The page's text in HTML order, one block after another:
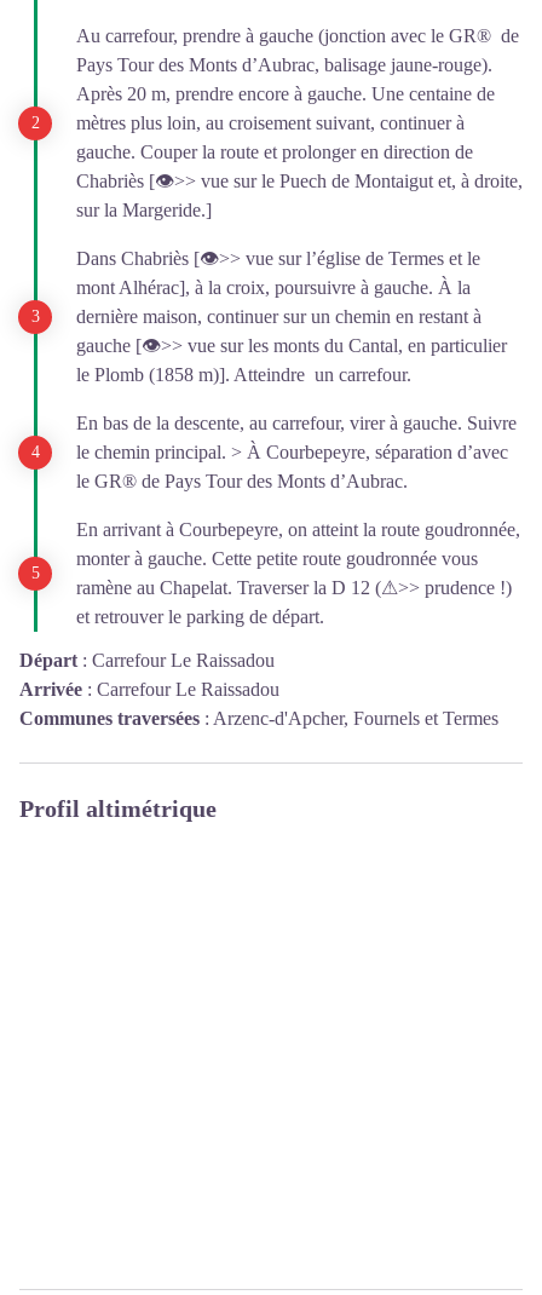
Au carrefour, prendre à gauche (jonction avec le GR® de
Pays Tour des Monts d’Aubrac, balisage jaune-rouge).
Après 20 m, prendre encore à gauche. Une centaine de
mètres plus loin, au croisement suivant, continuer à
gauche. Couper la route et prolonger en direction de
Chabriès [👁>> vue sur le Puech de Montaigut et, à droite,
sur la Margeride.]
Dans Chabriès [👁>> vue sur l’église de Termes et le
mont Alhérac], à la croix, poursuivre à gauche. À la
dernière maison, continuer sur un chemin en restant à
gauche [👁>> vue sur les monts du Cantal, en particulier
le Plomb (1858 m)]. Atteindre un carrefour.
En bas de la descente, au carrefour, virer à gauche. Suivre
le chemin principal. > À Courbepeyre, séparation d’avec
le GR® de Pays Tour des Monts d’Aubrac.
En arrivant à Courbepeyre, on atteint la route goudronnée,
monter à gauche. Cette petite route goudronnée vous
ramène au Chapelat. Traverser la D 12 (⚠>> prudence !)
et retrouver le parking de départ.
Départ : Carrefour Le Raissadou
Arrivée : Carrefour Le Raissadou
Communes traversées : Arzenc-d'Apcher, Fournels et Termes
Profil altimétrique